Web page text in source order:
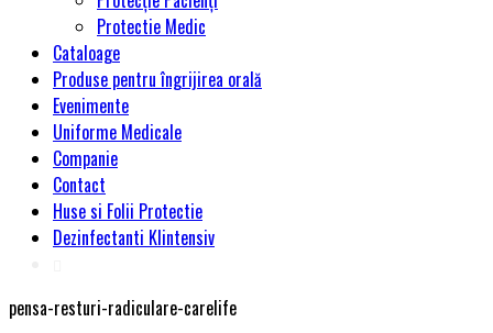
Protectie Medic
Cataloage
Produse pentru îngrijirea orală
Evenimente
Uniforme Medicale
Companie
Contact
Huse si Folii Protectie
Dezinfectanti Klintensiv
pensa-resturi-radiculare-carelife